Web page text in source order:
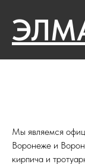
Мы являемся
Воронеже и
кирпича и